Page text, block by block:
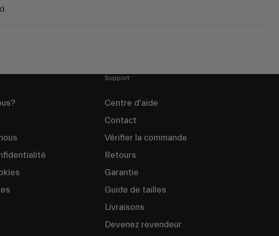
Support
Centre d'aide
Contact
Vérifier la commande
Retours
Garantie
Guide de tailles
Livraisons
Devenez revendeur